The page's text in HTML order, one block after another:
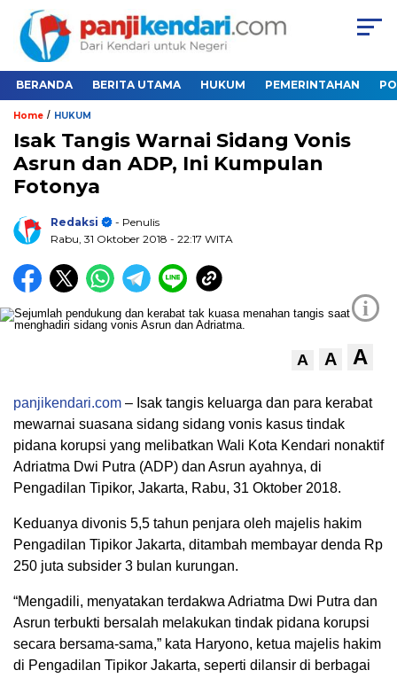
BERANDA BERITA UTAMA HUKUM PEMERINTAHAN
Home / HUKUM
Isak Tangis Warnai Sidang Vonis
Asrun dan ADP, Ini Kumpulan
Fotonya
Redaksi
- Penulis
Rabu, 31 Oktober 2018 - 22:17 WITA
i
A A A
panjikendari.com – Isak tangis keluarga dan para kerabat
mewarnai suasana sidang sidang vonis kasus tindak
pidana korupsi yang melibatkan Wali Kota Kendari nonaktif
Adriatma Dwi Putra (ADP) dan Asrun ayahnya, di
Pengadilan Tipikor, Jakarta, Rabu, 31 Oktober 2018.
Keduanya divonis 5,5 tahun penjara oleh majelis hakim
Pengadilan Tipikor Jakarta, ditambah membayar denda Rp
250 juta subsider 3 bulan kurungan.
“Mengadili, menyatakan terdakwa Adriatma Dwi Putra dan
Asrun terbukti bersalah melakukan tindak pidana korupsi
secara bersama-sama,” kata Haryono, ketua majelis hakim
di Pengadilan Tipikor Jakarta, seperti dilansir di berbagai